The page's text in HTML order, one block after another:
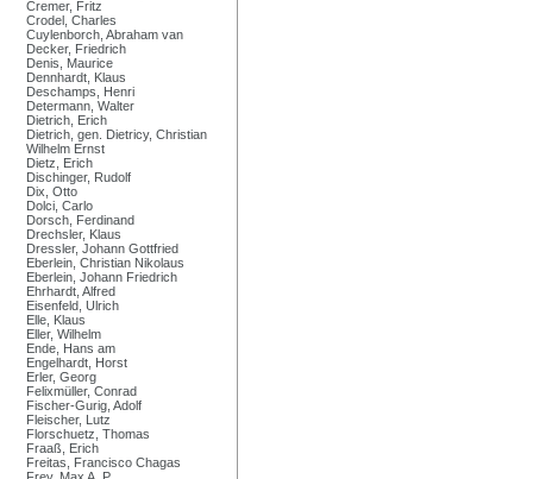
Cremer, Fritz
Crodel, Charles
Cuylenborch, Abraham van
Decker, Friedrich
Denis, Maurice
Dennhardt, Klaus
Deschamps, Henri
Determann, Walter
Dietrich, Erich
Dietrich, gen. Dietricy, Christian
Wilhelm Ernst
Dietz, Erich
Dischinger, Rudolf
Dix, Otto
Dolci, Carlo
Dorsch, Ferdinand
Drechsler, Klaus
Dressler, Johann Gottfried
Eberlein, Christian Nikolaus
Eberlein, Johann Friedrich
Ehrhardt, Alfred
Eisenfeld, Ulrich
Elle, Klaus
Eller, Wilhelm
Ende, Hans am
Engelhardt, Horst
Erler, Georg
Felixmüller, Conrad
Fischer-Gurig, Adolf
Fleischer, Lutz
Florschuetz, Thomas
Fraaß, Erich
Freitas, Francisco Chagas